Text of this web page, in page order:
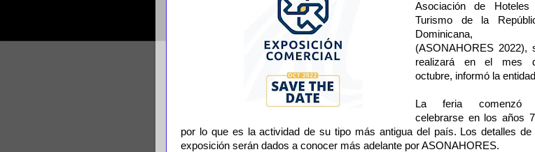
Asociación de
Turismo de la
Dominicana,
(ASONAHORES 2022),
realizará en el mes
octubre, informó la
La feria comenzó
celebrarse en los años
por lo que es la actividad de su tipo más antigua del país. Los detalles de
exposición serán dados a conocer más adelante por ASONAHORES.